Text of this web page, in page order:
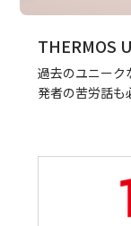
THERMOS
過去のユニーク
発者の苦労話も